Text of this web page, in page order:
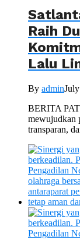
Raih
Lalu
By admin
BERITA
mewujudkan
transparan,